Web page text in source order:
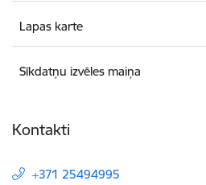
Lapas karte
Sīkdatņu izvēles maiņa
Kontakti
+371 25494995